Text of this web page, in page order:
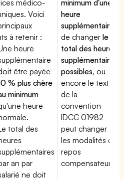
médico-
Voici
à retenir :
heure
être payée
% plus chère
minimum
heure
total des
an par
ne doit
minimum d'une
heure
supplémentaire
de changerle
total des heures
supplémentaires
possibles, ou
encore le texte
de la
convention
IDCC 01982
peut changer
les modalités du
repos
compensateur.